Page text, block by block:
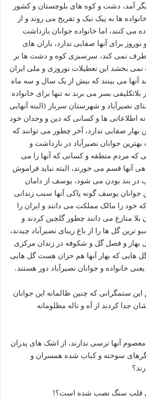
آمد، دشت و کوه های بلوچستان و کشور
ها به پیک نیک و تفریح می روند و از
می کنند، اما خانواده جوانان بازداشت
نوروز برای آنها صفایی ندارد، باران های
نمی کند، سرسبزی کوه و دشت ها بر
نمی بخشد این تعطیلات نوروزی و ملی ایران
آنها می بینند که بیش از یک سال و سه ماه
بسر می برند نه تنها برای خانواده
نصیرآباد و شهرستان سرباز (البته آنهایی
نه اطلاعاتی ها و کسانی که دین و وجدان خود
بهار صفایی ندارد، آخر چطور می توانند که
جوانان نصیرآباد در بازداشت و
که مردم منطقه و کسانی که آنها را می
آنها قسم می خورند، البته نباید فراموش
در بند بودن می شود، یوسف از دامان
جوانان یوسف گونه پاکی آنها سبب زندانی
خود را مالک مملکت می دانند و ایران را
بلا منازع می دانند چطور گلچین کردند و
ترین گل ها را از باغ زیبای نصیرآباد چیدند،
بهار و فصل گل و شکوفه در زندان مرکزی
هایی که بهار آنها هم حزان هست گل هایی
خانواده و جوانان نصیرآباد دور هستند.
ستمگرانی که چنین ظالمانه این جوانان
جدا کردند از آه و ناله مظلومانه
آنها ترسی ندارند، از اشک های پدران
سوخته و کباب شده همسران و
قلب سنگ نصب شده است؟!